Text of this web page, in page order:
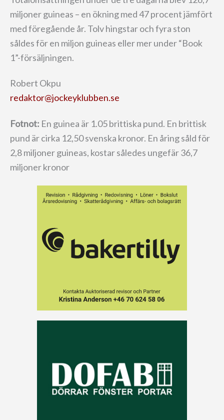
miljoner guineas – en ökning med 47 procent jämfört
med föregående år. Tolv hingstar och fyra ston
såldes för en miljon guineas eller mer under “Book
1”-försäljningen.
Robert Okpu
redaktor@jockeyklubben.se
Fotnot: En guinea är 1.05 brittiska pund. En brittisk
pund är cirka 12,50 svenska kronor. En åring såld för
2,8 miljoner guineas, kostar således ungefär 36,7
miljoner kronor